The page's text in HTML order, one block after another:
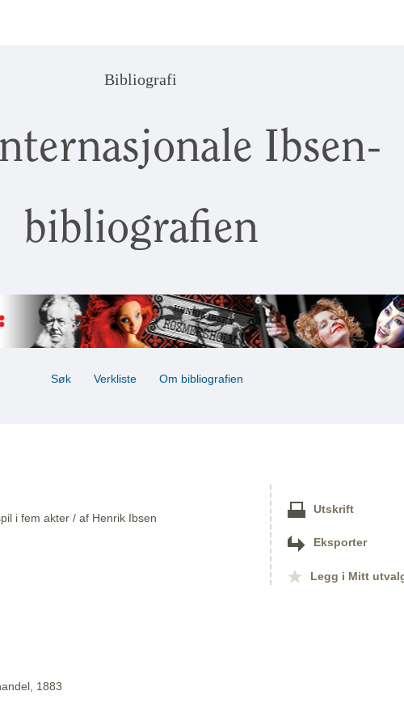
Bibliografi
Ibsen-
bibliografien
Søk Verkliste Om bibliografien
i fem akter / af Henrik Ibsen
1883
Utskrift
Eksporter
Legg i Mitt